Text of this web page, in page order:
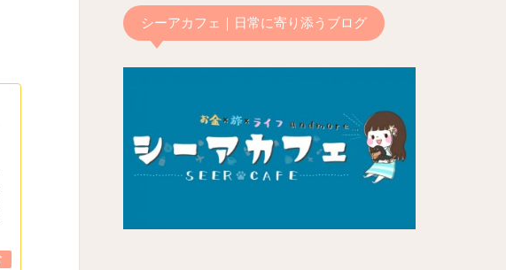
シーアカフェ｜日常に寄り添うブログ